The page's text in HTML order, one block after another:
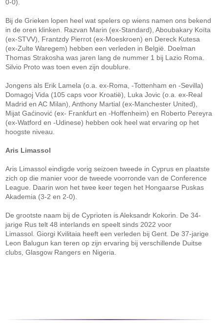
0-0).
Bij de Grieken lopen heel wat spelers op wiens namen ons bekend
in de oren klinken. Razvan Marin (ex-Standard), Aboubakary Koïta
(ex-STVV), Frantzdy Pierrot (ex-Moeskroen) en Dereck Kutesa
(ex-Zulte Waregem) hebben een verleden in België. Doelman
Thomas Strakosha was jaren lang de nummer 1 bij Lazio Roma.
Silvio Proto was toen even zijn doublure.
Jongens als Erik Lamela (o.a. ex-Roma, -Tottenham en -Sevilla)
Domagoj Vida (105 caps voor Kroatië), Luka Jovic (o.a. ex-Real
Madrid en AC Milan), Anthony Martial (ex-Manchester United),
Mijat Gaćinović (ex- Frankfurt en -Hoffenheim) en Roberto Pereyra
(ex-Watford en -Udinese) hebben ook heel wat ervaring op het
hoogste niveau.
Aris Limassol
Aris Limassol eindigde vorig seizoen tweede in Cyprus en plaatste
zich op die manier voor de tweede voorronde van de Conference
League. Daarin won het twee keer tegen het Hongaarse Puskas
Akademia (3-2 en 2-0).
De grootste naam bij de Cyprioten is Aleksandr Kokorin. De 34-
jarige Rus telt 48 interlands en speelt sinds 2022 voor
Limassol. Giorgi Kvilitaia heeft een verleden bij Gent. De 37-jarige
Leon Balugun kan teren op zijn ervaring bij verschillende Duitse
clubs, Glasgow Rangers en Nigeria.